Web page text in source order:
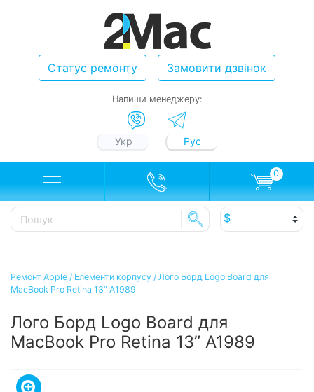
Статус ремонту Замовити дзвінок
Напиши менеджеру:
Укр Рус
0
Ремонт Apple / Елементи корпусу / Лого Борд Logo Board для
MacBook Pro Retina 13” A1989
Лого Борд Logo Board для
MacBook Pro Retina 13” A1989